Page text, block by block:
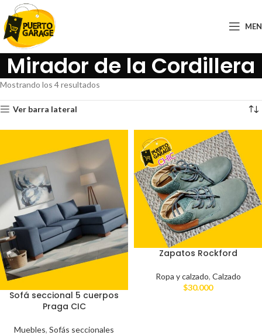
Mirador de la Cordillera
Mostrando los 4 resultados
Ver barra lateral
Sofá seccional 5 cuerpos
Praga CIC
Muebles, Sofás seccionales
Zapatos Rockford
Ropa y calzado, Calzado
$30.000